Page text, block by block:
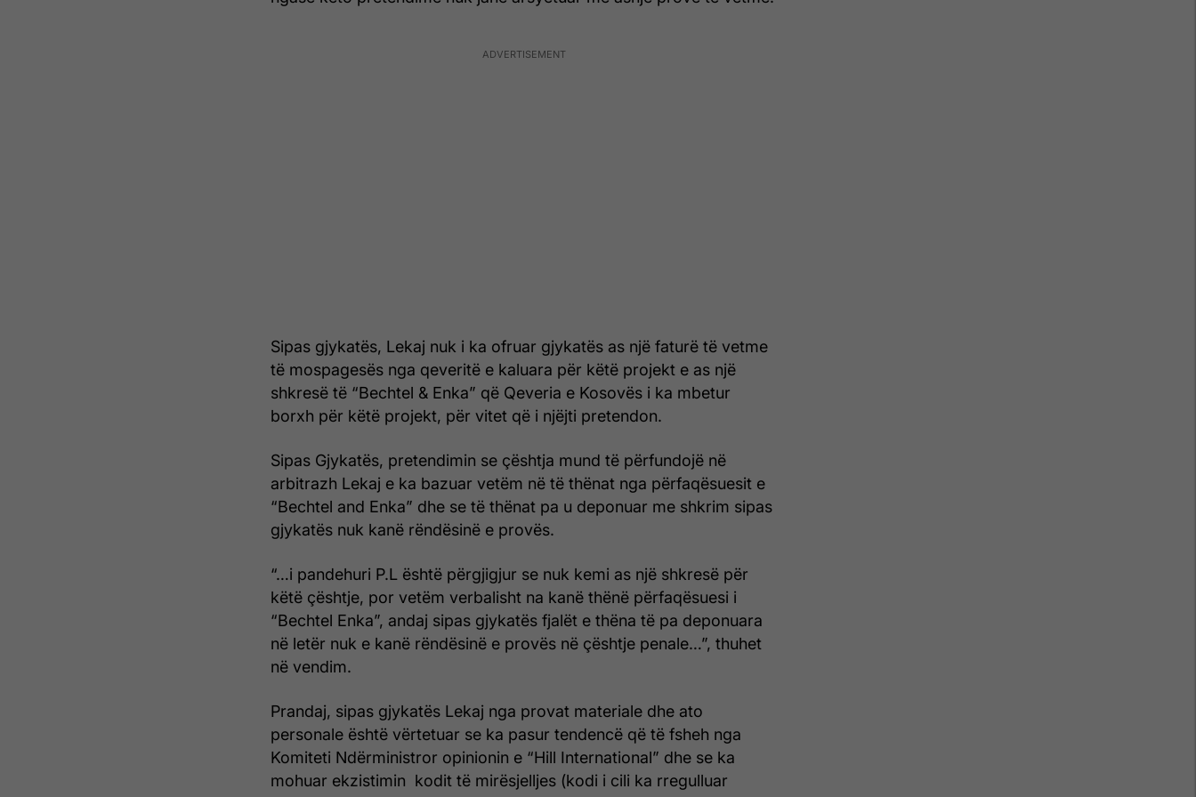
Sipas gjykatës, Lekaj nuk i ka ofruar gjykatës as një faturë të vetme
të mospagesës nga qeveritë e kaluara për këtë projekt e as një
shkresë të “Bechtel & Enka” që Qeveria e Kosovës i ka mbetur
borxh për këtë projekt, për vitet që i njëjti pretendon.
Sipas Gjykatës, pretendimin se çështja mund të përfundojë në
arbitrazh Lekaj e ka bazuar vetëm në të thënat nga përfaqësuesit e
“Bechtel and Enka” dhe se të thënat pa u deponuar me shkrim sipas
gjykatës nuk kanë rëndësinë e provës.
“…i pandehuri P.L është përgjigjur se nuk kemi as një shkresë për
këtë çështje, por vetëm verbalisht na kanë thënë përfaqësuesi i
“Bechtel Enka”, andaj sipas gjykatës fjalët e thëna të pa deponuara
në letër nuk e kanë rëndësinë e provës në çështje penale…”, thuhet
në vendim.
Prandaj, sipas gjykatës Lekaj nga provat materiale dhe ato
personale është vërtetuar se ka pasur tendencë që të fsheh nga
Komiteti Ndërministror opinionin e “Hill International” dhe se ka
mohuar ekzistimin kodit të mirësjelljes (kodi i cili ka rregulluar